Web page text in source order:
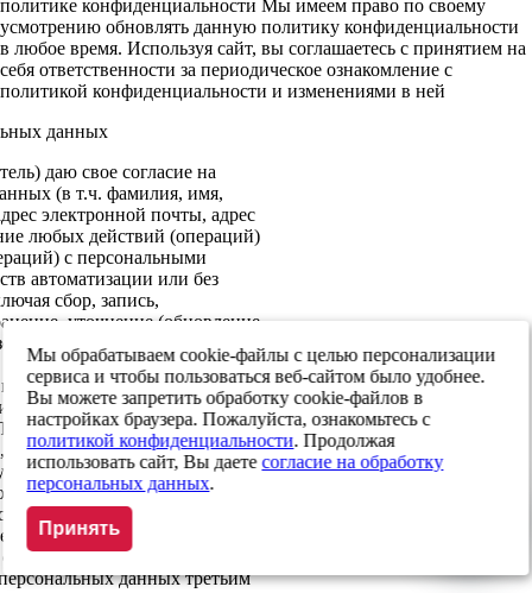
политике конфиденциальности Мы имеем право по своему
усмотрению обновлять данную политику конфиденциальности
в любое время. Используя сайт, вы соглашаетесь с принятием на
себя ответственности за периодическое ознакомление с
политикой конфиденциальности и изменениями в ней
данных
даю свое согласие на
(в т.ч. фамилия, имя,
электронной почты, адрес
любых действий (операций)
с персональными
автоматизации или без
сбор, запись,
уточнение (обновление,
передачу (за
блокирование,
Пользователю
получать, следующим
ООО «Альфа Шина», адреса:
Урицкого, д. 17; г. Москва,
службам, почтовым
и иным лицам,
перед
на передачу в
информационной
данных третьим
Мы обрабатываем cookie-файлы с целью персонализации
сервиса и чтобы пользоваться веб-сайтом было удобнее.
Вы можете запретить обработку cookie-файлов в
настройках браузера. Пожалуйста, ознакомьтесь с
политикой конфиденциальности. Продолжая
использовать сайт, Вы даетесогласие на обработку
персональных данных.
Принять